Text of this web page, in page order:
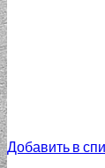
Добавить в